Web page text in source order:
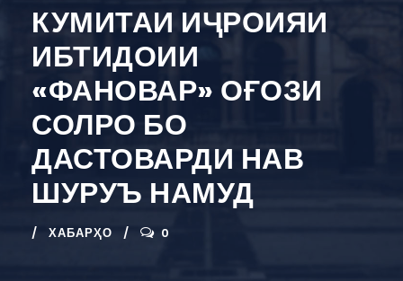
КУМИТАИ ИҶРОИЯИ
ИБТИДОИИ
«ФАНОВАР» ОҒОЗИ
СОЛРО БО
ДАСТОВАРДИ НАВ
ШУРУЪ НАМУД
ХАБАРҲО 0